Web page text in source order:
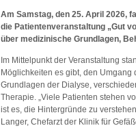
Am Samstag, den 25. April 2026,
die Patientenveranstaltung „Gut
über medizinische Grundlagen,
Im Mittelpunkt der Veranstaltung
Möglichkeiten es gibt, den
Grundlagen der Dialyse,
Therapie. „Viele Patienten stehen
ist es, die Hintergründe zu
Langer, Chefarzt der Klinik für